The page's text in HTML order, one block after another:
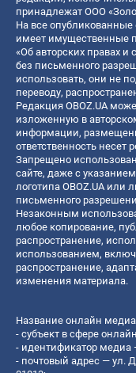
принадлежат ООО
На все
имеет имущественные
«Об авторских правах
без письменного
использовать, они не
переводу,
Редакция OBOZ.UA
изложенную в
информации,
ответственность несет
Запрещено
сайте, даже с
логотипа OBOZ.UA или
письменного
Незаконным
любое копирование,
распространение,
использованием,
распространение,
изменения материала.
Название онлайн медиа
- субъект в сфере
- идентификатор медиа
- почтовый адрес — ул.